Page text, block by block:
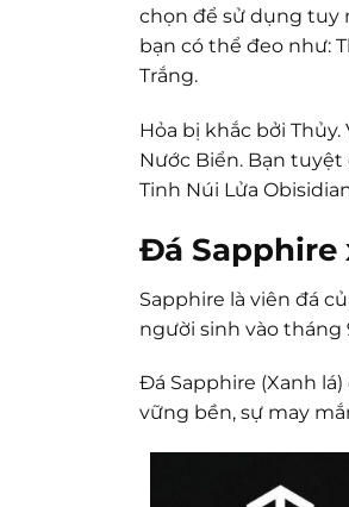
chọn để sử dụng tuy
bạn có thể đeo như:
Trắng.
Hỏa bị khắc bởi
Nước Biển. Bạn tuyệt
Tinh Núi Lửa
Đá Sapphire
Sapphire là viên đá
người sinh vào tháng
Đá Sapphire (Xanh
vững bền, sự may